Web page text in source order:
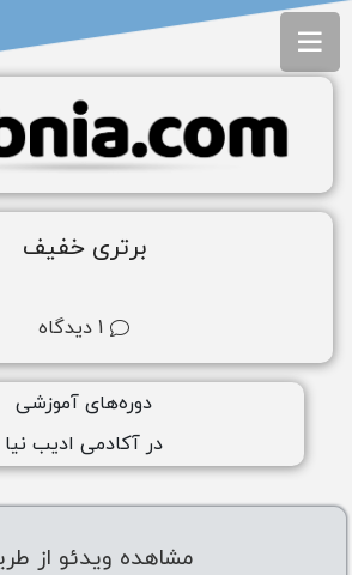
برتری خفیف
1 دیدگاه
دوره‌های آموزشی
در آکادمی ادیب نیا
ورود به آکادمی
مشاهده ویدئو از